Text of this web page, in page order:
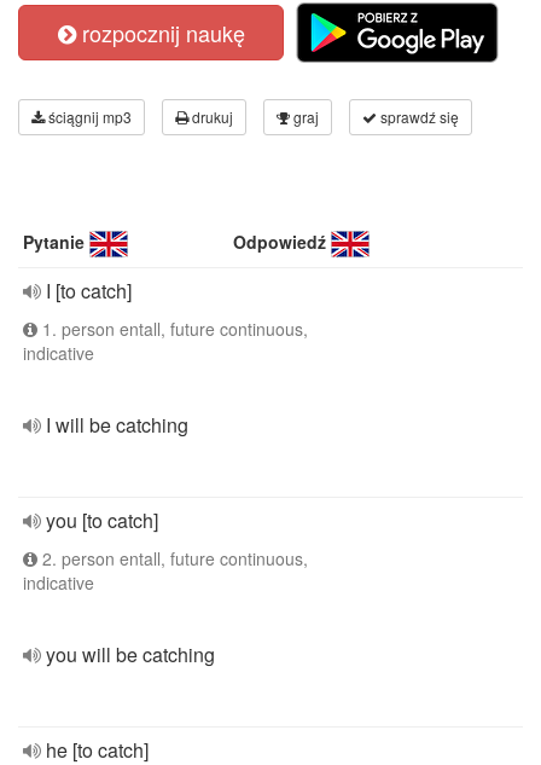
rozpocznij naukę
ściągnij mp3 drukuj graj sprawdź się
Pytanie Odpowiedź
I [to catch]
1. person entall, future continuous,
indicative
I will be catching
you [to catch]
2. person entall, future continuous,
indicative
you will be catching
he [to catch]